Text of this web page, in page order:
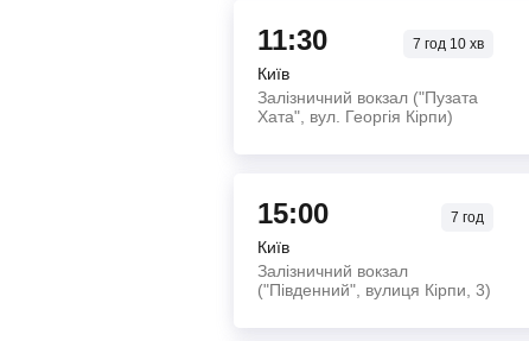
11:30 7 год10 хв
Київ
Залізничний вокзал ("Пузата
Хата", вул. Георгія Кірпи)
15:00 7 год
Київ
Залізничний вокзал
("Південний", вулиця Кірпи, 3)